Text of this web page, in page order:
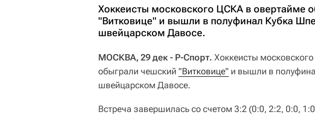
Хоккеисты московского ЦСКА в овертайме
"Витковице" и вышли в полуфинал Кубка
швейцарском Давосе.
МОСКВА, 29 дек - Р-Спорт. Хоккеисты
обыграли чешский "Витковице" и вышли в
швейцарском Давосе.
Встреча завершилась со счетом 3:2 (0:0, 2:2, 0:0,